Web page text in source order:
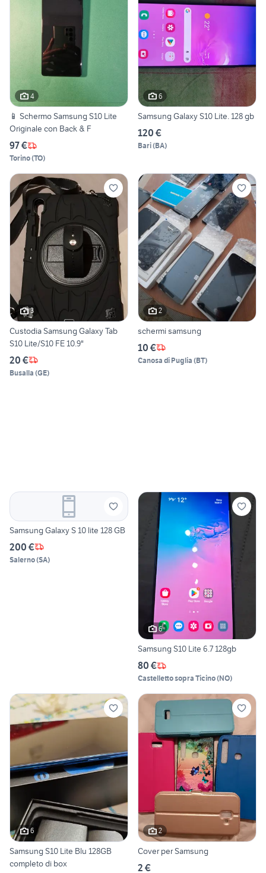
4
📱 Schermo Samsung S10 Lite
Originale con Back & F
97 €
Torino(TO)
6
Samsung Galaxy S10 Lite. 128 gb
120 €
Bari(BA)
3
Custodia Samsung Galaxy Tab
S10 Lite/S10 FE 10.9"
20 €
Busalla (GE)
2
schermi samsung
10 €
Canosa di Puglia (BT)
Samsung Galaxy S 10 lite 128 GB
200 €
Salerno(SA)
6
Samsung S10 Lite 6.7 128gb
80 €
Castelletto sopra Ticino(NO)
6
Samsung S10 Lite Blu 128GB
completo di box
2
Cover per Samsung
2 €